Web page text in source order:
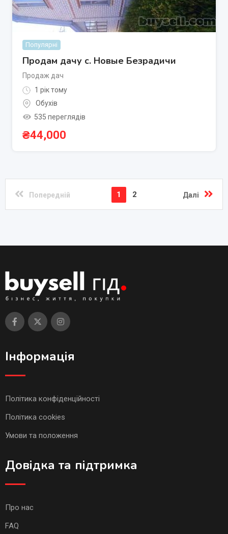
Популярні
Продам дачу с. Новые Безрадичи
Продаж дач
1 рік тому
Обухів
535 переглядів
₴44,000
Попередній 1 2 Далі
Інформація
Політика конфіденційності
Політика cookies
Умови та положення
Довідка та підтримка
Про нас
FAQ